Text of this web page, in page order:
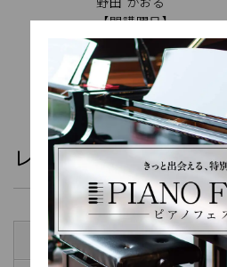
【開講曜日】
月・火・木・金・日
【レッスン時間】
10:00～17:00
レッスン料金
コース